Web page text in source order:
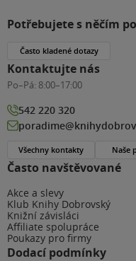
Často navštěvované
Akce a slevy
Klub Knihy Dobrovský
Knižní závisláci
Affiliate spolupráce
Poukazy pro firmy
Dodací podmínky
Potřebujete s něčím
Často kladené dotazy
Kontaktujte nás
Po–Pá: 8:00–17:00
542 220 320
Všechny kontakty Naše